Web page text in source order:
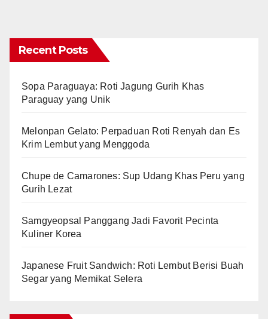
Recent Posts
Sopa Paraguaya: Roti Jagung Gurih Khas
Paraguay yang Unik
Melonpan Gelato: Perpaduan Roti Renyah dan Es
Krim Lembut yang Menggoda
Chupe de Camarones: Sup Udang Khas Peru yang
Gurih Lezat
Samgyeopsal Panggang Jadi Favorit Pecinta
Kuliner Korea
Japanese Fruit Sandwich: Roti Lembut Berisi Buah
Segar yang Memikat Selera